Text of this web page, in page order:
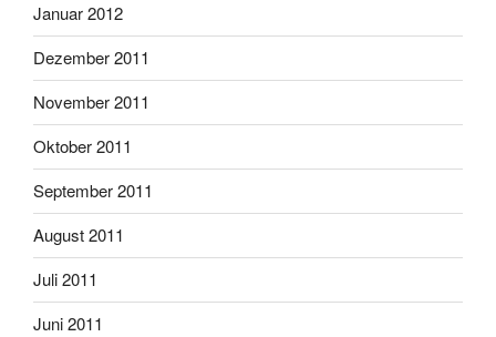
Januar 2012
Dezember 2011
November 2011
Oktober 2011
September 2011
August 2011
Juli 2011
Juni 2011